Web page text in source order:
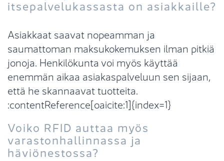
itsepalvelukassasta on asiakkaille?
Asiakkaat saavat nopeamman ja
saumattoman maksukokemuksen ilman pitkiä
jonoja. Henkilökunta voi myös käyttää
enemmän aikaa asiakaspalveluun sen sijaan,
että he skannaavat tuotteita.
:contentReference[oaicite:1]{index=1}
Voiko RFID auttaa myös
varastonhallinnassa ja
häviönestossa?